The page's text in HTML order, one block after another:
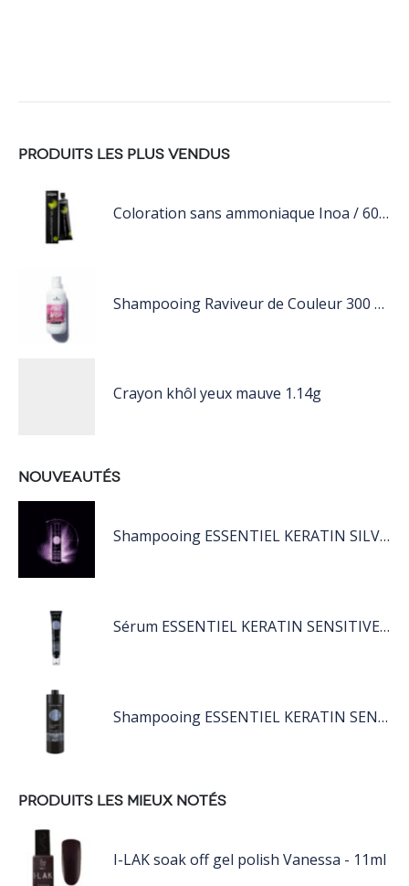
PRODUITS LES PLUS VENDUS
Coloration sans ammoniaque Inoa / 60ML
Shampooing Raviveur de Couleur 300 ml Rose de Schwarzkopf Professional
Crayon khôl yeux mauve 1.14g
NOUVEAUTÉS
Shampooing ESSENTIEL KERATIN SILVER 250ML
Sérum ESSENTIEL KERATIN SENSITIVE 40 ML
Shampooing ESSENTIEL KERATIN SENSITIVE 1L
PRODUITS LES MIEUX NOTÉS
I-LAK soak off gel polish Vanessa - 11ml